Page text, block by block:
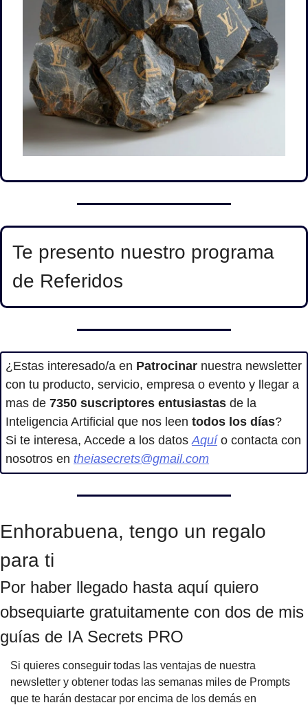
Te presento nuestro programa
de Referidos
¿Estas interesado/a en Patrocinar nuestra newsletter
con tu producto, servicio, empresa o evento y llegar a
mas de 7350 suscriptores entusiastas de la
Inteligencia Artificial que nos leen todos los días?
Si te interesa, Accede a los datos Aquí o contacta con
nosotros en theiasecrets@gmail.com
Enhorabuena, tengo un regalo
para ti
Por haber llegado hasta aquí quiero
obsequiarte gratuitamente con dos de mis
guías de IA Secrets PRO
Si quieres conseguir todas las ventajas de nuestra
newsletter y obtener todas las semanas miles de Prompts
que te harán destacar por encima de los demás en